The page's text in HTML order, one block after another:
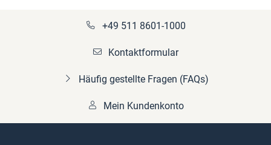
+49 511 8601-1000
Kontaktformular
Häufig gestellte Fragen (FAQs)
Mein Kundenkonto